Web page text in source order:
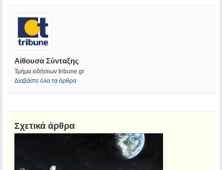
Αίθουσα Σύνταξης
Τμήμα ειδήσεων tribune.gr
Διαβάστε όλα τα άρθρα
Σχετικά άρθρα